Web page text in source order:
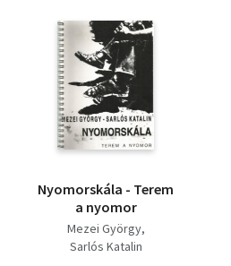
Társadalomtudomány
Természettudomány
Történelem
Vallás
Nyomorskála - Terem
a nyomor
Mezei György
Sarlós Katalin